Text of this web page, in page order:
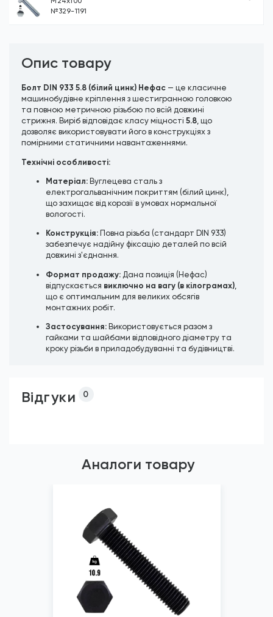
№329-1191
Опис товару
Болт DIN 933 5.8 (білий цинк) Нефас — це класичне
машинобудівне кріплення з шестигранною головкою
та повною метричною різьбою по всій довжині
стрижня. Виріб відповідає класу міцності 5.8, що
дозволяє використовувати його в конструкціях з
помірними статичними навантаженнями.
Технічні особливості:
Матеріал: Вуглецева сталь з
електрогальванічним покриттям (білий цинк),
що захищає від корозії в умовах нормальної
вологості.
Конструкція: Повна різьба (стандарт DIN 933)
забезпечує надійну фіксацію деталей по всій
довжині з'єднання.
Формат продажу: Дана позиція (Нефас)
відпускається виключно на вагу (в кілограмах)
що є оптимальним для великих обсягів
монтажних робіт.
Застосування: Використовується разом з
гайками та шайбами відповідного діаметру та
кроку різьби в приладобудуванні та будівництві.
Відгуки 0
Аналоги товару